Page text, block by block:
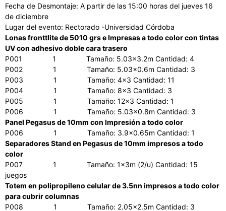
Fecha de Desmontaje: A partir de las 15:00 horas del jueves 16
de diciembre
Lugar del evento: Rectorado -Universidad Córdoba
Lonas fronttlite de 5010 grs e Impresas a todo color con tintas
UV con adhesivo doble cara trasero
P001 1 Tamaño: 5.03×3.2m Cantidad: 4
P002 1 Tamaño: 5.03×0.6m Cantidad: 3
P003 1 Tamaño: 4×3 Cantidad: 11
P004 1 Tamaño: 8×3 Cantidad: 3
P005 1 Tamaño: 12×3 Cantidad: 1
P006 1 Tamaño: 5.03×0.8m Cantidad: 3
Panel Pegasus de 10mm con Impresión a todo color
P006 1 Tamaño: 3.9×0.65m Cantidad: 1
Separadores Stand en Pegasus de 10mm impresos a todo
color
P007 1 Tamaño: 1x3m (2/u) Cantidad: 15
juegos
Totem en polipropileno celular de 3.5nn impresos a todo color
para cubrir columnas
P008 1 Tamaño: 2.05×2.5m Cantidad: 3